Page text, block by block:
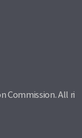
All ri